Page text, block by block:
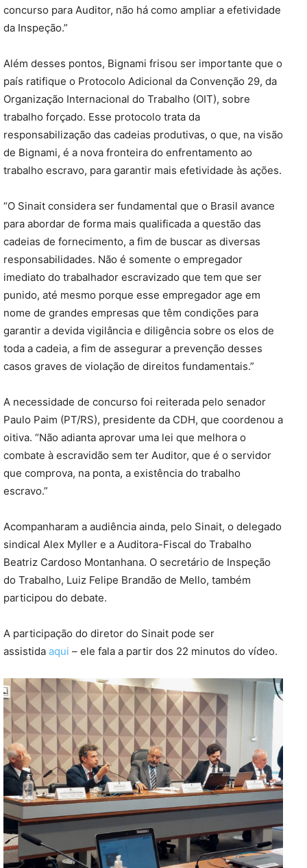
concurso para Auditor, não há como ampliar a efetividade
da Inspeção.”
Além desses pontos, Bignami frisou ser importante que o
país ratifique o Protocolo Adicional da Convenção 29, da
Organização Internacional do Trabalho (OIT), sobre
trabalho forçado. Esse protocolo trata da
responsabilização das cadeias produtivas, o que, na visão
de Bignami, é a nova fronteira do enfrentamento ao
trabalho escravo, para garantir mais efetividade às ações.
“O Sinait considera ser fundamental que o Brasil avance
para abordar de forma mais qualificada a questão das
cadeias de fornecimento, a fim de buscar as diversas
responsabilidades. Não é somente o empregador
imediato do trabalhador escravizado que tem que ser
punido, até mesmo porque esse empregador age em
nome de grandes empresas que têm condições para
garantir a devida vigilância e diligência sobre os elos de
toda a cadeia, a fim de assegurar a prevenção desses
casos graves de violação de direitos fundamentais.”
A necessidade de concurso foi reiterada pelo senador
Paulo Paim (PT/RS), presidente da CDH, que coordenou a
oitiva. “Não adianta aprovar uma lei que melhora o
combate à escravidão sem ter Auditor, que é o servidor
que comprova, na ponta, a existência do trabalho
escravo.”
Acompanharam a audiência ainda, pelo Sinait, o delegado
sindical Alex Myller e a Auditora-Fiscal do Trabalho
Beatriz Cardoso Montanhana. O secretário de Inspeção
do Trabalho, Luiz Felipe Brandão de Mello, também
participou do debate.
A participação do diretor do Sinait pode ser
assistida aqui – ele fala a partir dos 22 minutos do vídeo.